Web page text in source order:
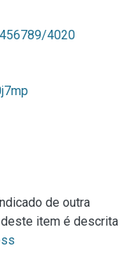
4020
de outra
item é descrita